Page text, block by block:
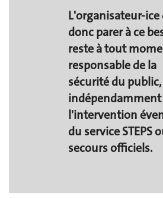
L'organisateur-
donc parer à ce
reste à tout
responsable de la
sécurité du public,
indépendamment
l'intervention
du service STEPS
secours officiels.